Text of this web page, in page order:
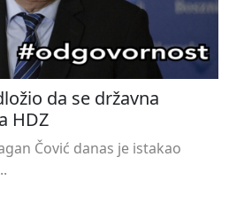
da se državna
HDZ
Čović danas je istakao